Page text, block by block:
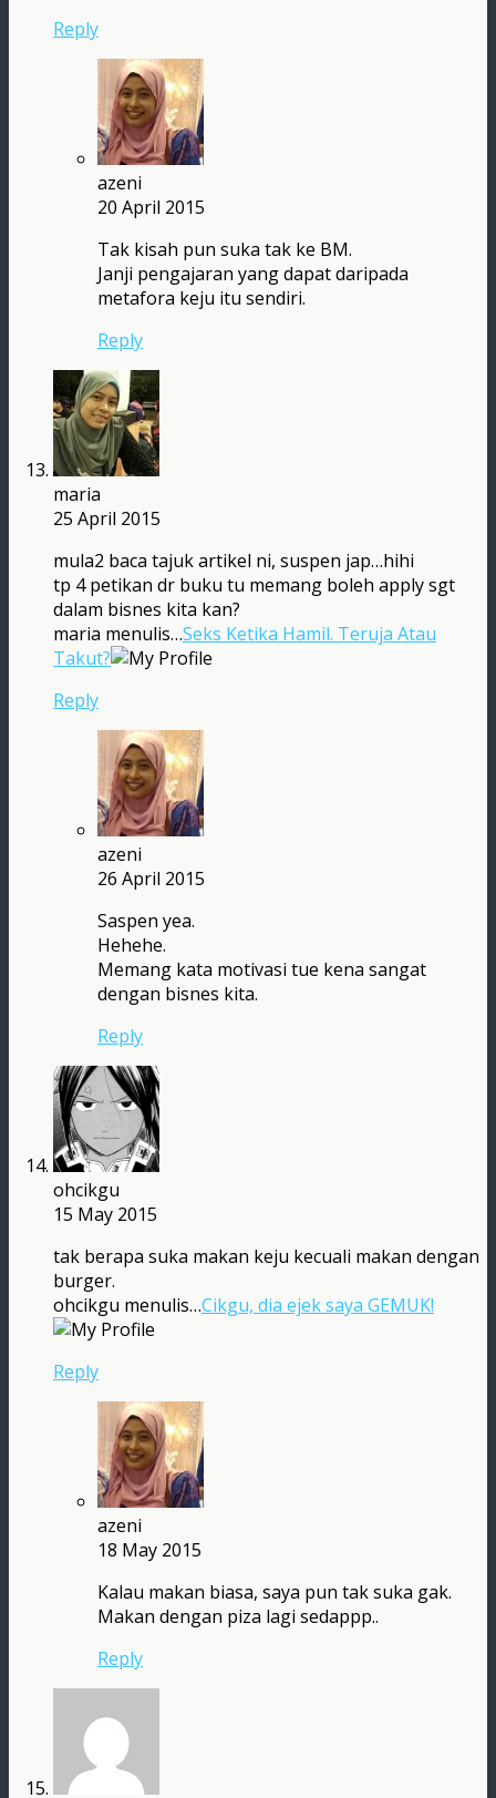
Reply
azeni
20 April 2015
Tak kisah pun suka tak ke BM.
Janji pengajaran yang dapat daripada
metafora keju itu sendiri.
Reply
maria
25 April 2015
mula2 baca tajuk artikel ni, suspen jap…hihi
tp 4 petikan dr buku tu memang boleh apply sgt
dalam bisnes kita kan?
maria menulis…Seks Ketika Hamil. Teruja Atau
Takut?
Reply
azeni
26 April 2015
Saspen yea.
Hehehe.
Memang kata motivasi tue kena sangat
dengan bisnes kita.
Reply
ohcikgu
15 May 2015
tak berapa suka makan keju kecuali makan dengan
burger.
ohcikgu menulis…Cikgu, dia ejek saya GEMUK!
Reply
azeni
18 May 2015
Kalau makan biasa, saya pun tak suka gak.
Makan dengan piza lagi sedappp..
Reply